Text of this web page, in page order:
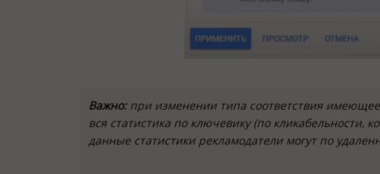
Важно: при изменении типа соответствия
вся статистика по ключевику (по кликабельности,
данные статистики рекламодатели могут по